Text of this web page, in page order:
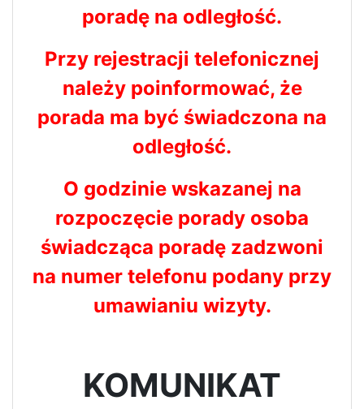
poradę na odległość.
Przy rejestracji telefonicznej
należy poinformować, że
porada ma być świadczona na
odległość.
O godzinie wskazanej na
rozpoczęcie porady osoba
świadcząca poradę zadzwoni
na numer telefonu podany przy
umawianiu wizyty.
KOMUNIKAT